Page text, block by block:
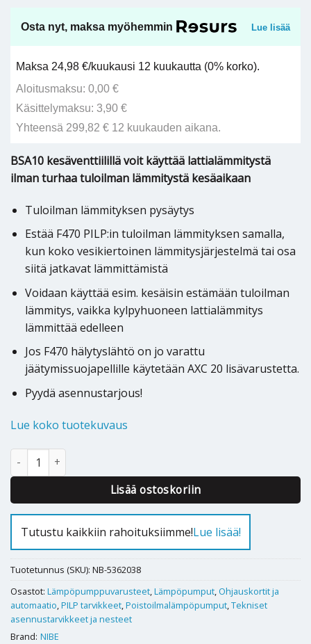
Osta nyt, maksa myöhemmin Lue lisää
Maksa 24,98 €/kuukausi 12 kuukautta (0% korko).
Aloitusmaksu: 0,00 €
Käsittelymaksu: 3,90 €
Yhteensä 299,82 € 12 kuukauden aikana.
BSA10 kesäventtiilillä voit käyttää lattialämmitystä
ilman turhaa tuloilman lämmitystä kesäaikaan
Tuloilman lämmityksen pysäytys
Estää F470 PILP:in tuloilman lämmityksen samalla,
kun koko vesikiertoinen lämmitysjärjestelmä tai osa
siitä jatkavat lämmittämistä
Voidaan käyttää esim. kesäisin estämään tuloilman
lämmitys, vaikka kylpyhuoneen lattialämmitys
lämmittää edelleen
Jos F470 hälytyslähtö on jo varattu
jäätymissuojapellille käytetään AXC 20 lisävarustetta.
Pyydä asennustarjous!
Lue koko tuotekuvaus
Poistoilmalämpöpumpun tuloilman lämmityksen esto Nibe BSA
Lisää ostoskoriin
Alternative:
Tutustu kaikkiin rahoituksiimme!Lue lisää!
Tuotetunnus (SKU): NB-5362038
Osastot: Lämpöpumppuvarusteet,Lämpöpumput, Ohjauskortit ja
automaatio,PILP tarvikkeet,Poistoilmalämpöpumput,Tekniset
asennustarvikkeet ja nesteet
Brand: NIBE